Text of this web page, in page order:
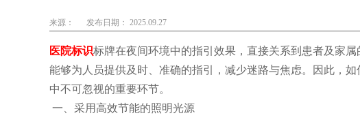
来源： 发布日期： 2025.09.27
医院标识标牌在夜间环境中的指引效果，直接关系到患者及家
能够为人员提供及时、准确的指引，减少迷路与焦虑。因此，
中不可忽视的重要环节。
一、采用高效节能的照明光源